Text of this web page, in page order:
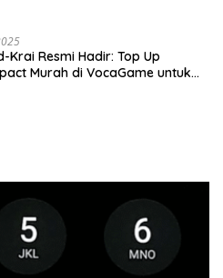
Krai Resmi Hadir: Top Up
Murah di VocaGame untuk